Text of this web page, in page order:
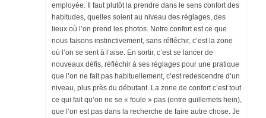
employée. Il faut plutôt la prendre dans le sens confort des
habitudes, quelles soient au niveau des réglages, des
lieux où l’on prend les photos. Notre confort est ce que
nous faisons instinctivement, sans réfléchir, c’est la zone
où l’on se sent à l’aise. En sortir, c’est se lancer de
nouveaux défis, réfléchir à ses réglages pour une pratique
que l’on ne fait pas habituellement, c’est redescendre d’un
niveau, plus près du débutant. La zone de confort c’est tout
ce qui fait qu’on ne se « foule » pas (entre guillemets hein),
que l’on est pas dans la recherche de faire autre chose. Je